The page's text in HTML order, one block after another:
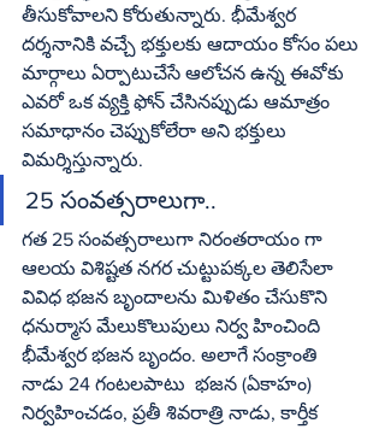
తీసుకోవాలని కోరుతున్నారు. భీమేశ్వర
దర్శనానికి వచ్చే భక్తులకు ఆదాయం కోసం పలు
మార్గాలు ఏర్పాటుచేసే ఆలోచన ఉన్న ఈవోకు
ఎవరో ఒక వ్యక్తి ఫోన్‌ చేసినప్పుడు ఆమాత్రం
సమాధానం చెప్పుకోలేరా అని భక్తులు
విమర్శిస్తున్నారు.
25 సంవత్సరాలుగా..
గత 25 సంవత్సరాలుగా నిరంతరాయం గా
ఆలయ విశిష్టత నగర చుట్టుపక్కల తెలిసేలా
వివిధ భజన బృందాలను మిళితం చేసుకొని
ధనుర్మాస మేలుకొలుపులు నిర్వ హించింది
భీమేశ్వర భజన బృందం. అలాగే సంక్రాంతి
నాడు 24 గంటలపాటు  భజన (ఏకాహం)
నిర్వహించడం, ప్రతీ శివరాత్రి నాడు, కార్తీక